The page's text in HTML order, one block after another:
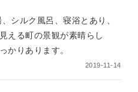
シルク風呂、寝浴とあり、
える町の景観が素晴らし
かりあります。
2019-11-14